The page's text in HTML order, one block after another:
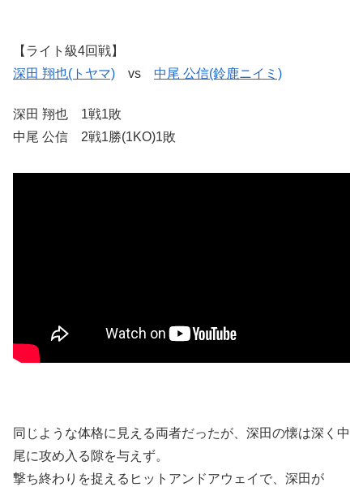
【ライト級4回戦】
深田 翔也(トヤマ) vs 中尾 公信(鈴鹿ニイミ)
深田 翔也 1戦1敗
中尾 公信 2戦1勝(1KO)1敗
同じような体格に見える両者だったが、深田の懐は深く中
尾に攻め入る隙を与えず。
撃ち終わりを捉えるヒットアンドアウェイで、深田が